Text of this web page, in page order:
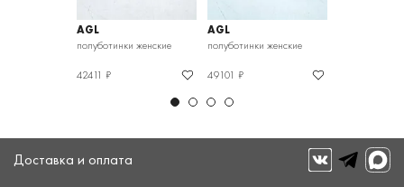
AGL
полуботинки женские
42411 ₽
AGL
полуботинки женские
49101 ₽
Доставка и оплата